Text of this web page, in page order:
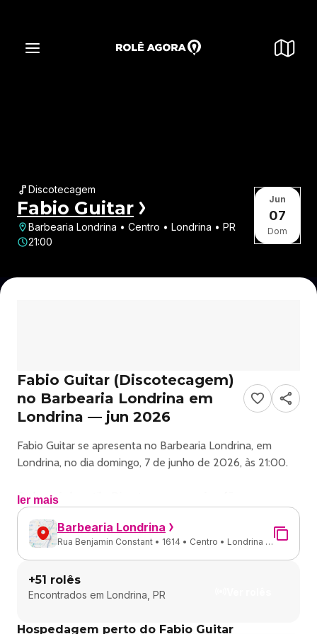
Discotecagem
Fabio Guitar
Barbearia Londrina • Centro • Londrina • PR
21:00
Jun
07
Dom
Fabio Guitar (Discotecagem)
no Barbearia Londrina em
Londrina — jun 2026
Fabio Guitar se apresenta no Barbearia Londrina, em
Londrina, no dia domingo, 7 de junho de 2026, às 21:00.
O show é do estilo Discotecagem e reúne fãs para uma
noite de música ao vivo.
Endereço: R. Benjamin Constant, 1614 - Centro, Londrina -
PR, 86020-320, Brasil.
Consulte informações e ingressos nos canais oficiais do
ler mais
Barbearia Londrina
Rua Benjamin Constant • 1614 • Centro • Londrina -
+51 rolês
Encontrados em Londrina, PR
Hospedagem perto do Fabio Guitar